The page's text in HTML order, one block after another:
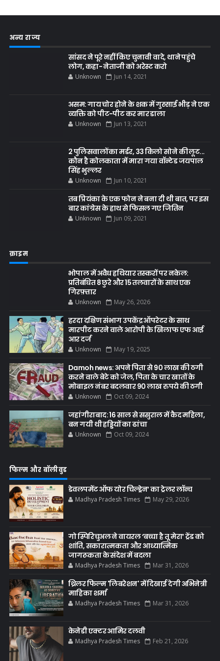
अन्य राज्य
सांसद ने पूरे नहीं किए चुनावी वादे, थाने पहुंचे
लोग, कहा- नेताजी को अरेस्ट करो
Unknown Jun 14, 2021
असम: गाय चोर होने के शक में गुस्साई भीड़ ने एक
व्यक्ति को पीट-पीट कर मार डाला
Unknown Jun 13, 2021
2 पुलिसवालों का मर्डर, 33 किलो सोने की लूट...
कौन है कोलकाता में मारा गया वॉन्टेड जयपाल
सिंह भुल्लर
Unknown Jun 10, 2021
तब प्रियंका के एक फोन ने बना दी थी बात, पर इस
बार कांग्रेस के हाथ से फिसल गए जितिन
Unknown Jun 09, 2021
क्राइम
भोपाल में अवैध हथियार तस्करों पर नकेल:
प्रतिबंधित 8 छुरे और 15 तलवारों के साथ एक
गिरफ़्तार
Unknown May 26, 2026
हरदा दक्षिण संभाग उपकेंद्र ऑपरेटर के साथ
मारपीट करने वाले आरोपी के खिलाफ एफ आई
आर दर्ज
Unknown May 19, 2025
Damoh news: अपने पिता से 90 लाख की ठगी
करने वाले बेटे को जेल, पिता के चार खातों के
मोबाइल नंबर बदलवार 90 लाख रुपये की ठगी
Unknown Oct 09, 2024
जहांगीराबाद: 16 साल से ससुराल में कैद महिला,
बन गयी थी हड्डियों का ढांचा
Unknown Oct 09, 2024
फिल्म और बॉलीवुड
डेवलपमेंट ऑफ योर चिल्ड्रेन’ का ट्रेलर लॉन्च
Madhya Pradesh Times May 29, 2026
गो स्पिरिचुअल ने वायरल ‘बच्चा है तू मेरा’ ट्रेंड को
शांति, सकारात्मकता और आध्यात्मिक
जागरूकता के संदेश में बदला
Madhya Pradesh Times Mar 31, 2026
थ्रिलर फिल्म 'लिबरेशन' में दिखाई देगी अभिनेत्री
माहिका शर्मा
Madhya Pradesh Times Mar 31, 2026
केनेडी एक्टर आमिर दलवी
Madhya Pradesh Times Feb 21, 2026